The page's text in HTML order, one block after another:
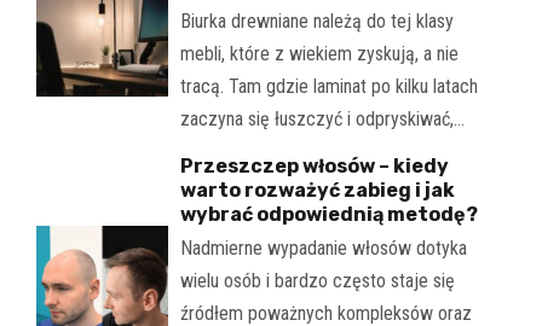
Biurka drewniane należą do tej klasy
mebli, które z wiekiem zyskują, a nie
tracą. Tam gdzie laminat po kilku latach
zaczyna się łuszczyć i odpryskiwać,…
Przeszczep włosów – kiedy
warto rozważyć zabieg i jak
wybrać odpowiednią metodę?
Nadmierne wypadanie włosów dotyka
wielu osób i bardzo często staje się
źródłem poważnych kompleksów oraz